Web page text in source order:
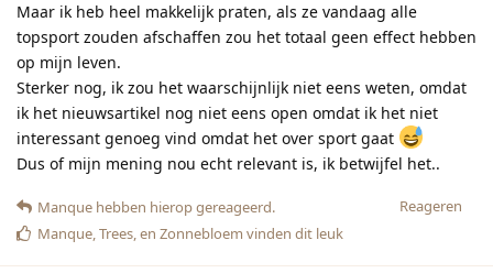
Maar ik heb heel makkelijk praten, als ze vandaag alle
topsport zouden afschaffen zou het totaal geen effect hebben
op mijn leven.
Sterker nog, ik zou het waarschijnlijk niet eens weten, omdat
ik het nieuwsartikel nog niet eens open omdat ik het niet
interessant genoeg vind omdat het over sport gaat
Dus of mijn mening nou echt relevant is, ik betwijfel het..
Reageren
Manque hebben hierop gereageerd.
Manque,Trees, en Zonnebloem vinden dit leuk